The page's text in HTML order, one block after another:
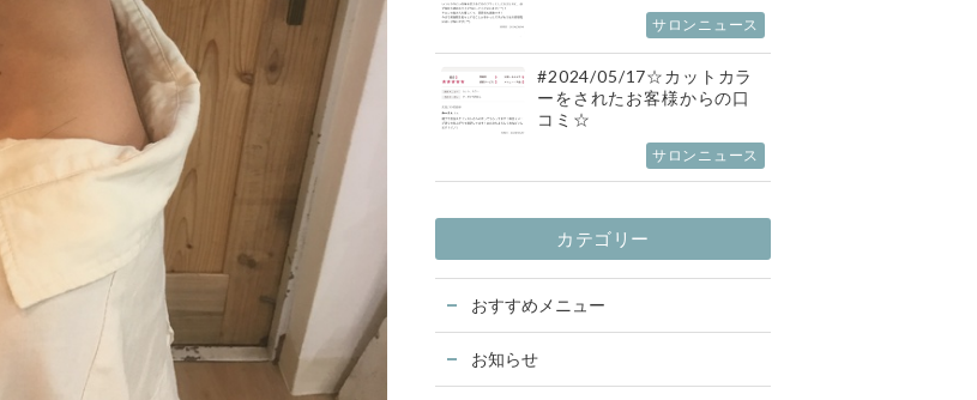
サロンニュース
#2024/05/17☆カットカラ
ーをされたお客様からの口
コミ☆
サロンニュース
カテゴリー
おすすめメニュー
お知らせ